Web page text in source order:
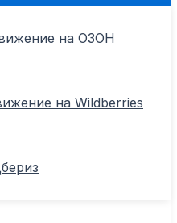
на ОЗОН
на Wildberries